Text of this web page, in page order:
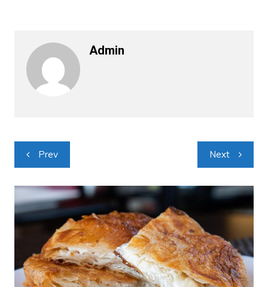
Admin
Navigacija
objava
Prev Next